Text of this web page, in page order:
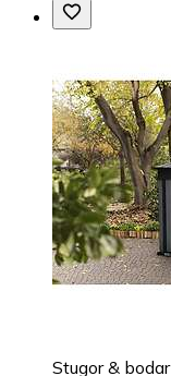
Stugor & bodar